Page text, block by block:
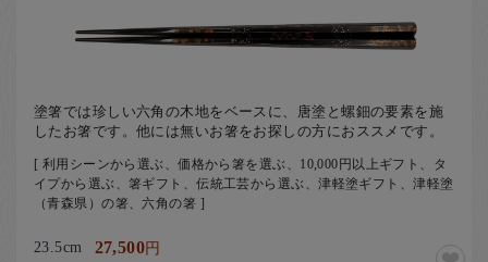
塗箸では珍しい六角の木地をベースに、唐塗と螺鈿の要素を施
したお箸です。他には無いお箸をお探しの方におススメです。
[ 利用シーンから選ぶ、価格から箸を選ぶ、10,000円以上ギフト、タ
イプから選ぶ、箸ギフト、伝統工芸から選ぶ、津軽塗ギフト、津軽塗
（青森県）の箸、六角の箸 ]
23.5cm 27,500円